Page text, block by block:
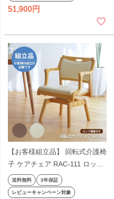
ーム付き 洗面所 椅子 敬老の日
クレス スタッキング 重ねられ
51,900
【お客様組立品】 回転式介護椅
子 ケアチェア RAC-111 ロック
機能付き
送料無料 3年保証
レビューキャンペーン対象